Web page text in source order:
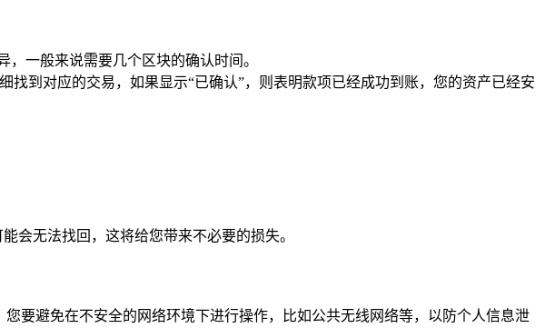
一般来说需要几个区块的确认时间。
到对应的交易，如果显示“已确认”，则表明款项已经成功到账，您的资产已经安
会无法找回，这将给您带来不必要的损失。
要避免在不安全的网络环境下进行操作，比如公共无线网络等，以防个人信息泄